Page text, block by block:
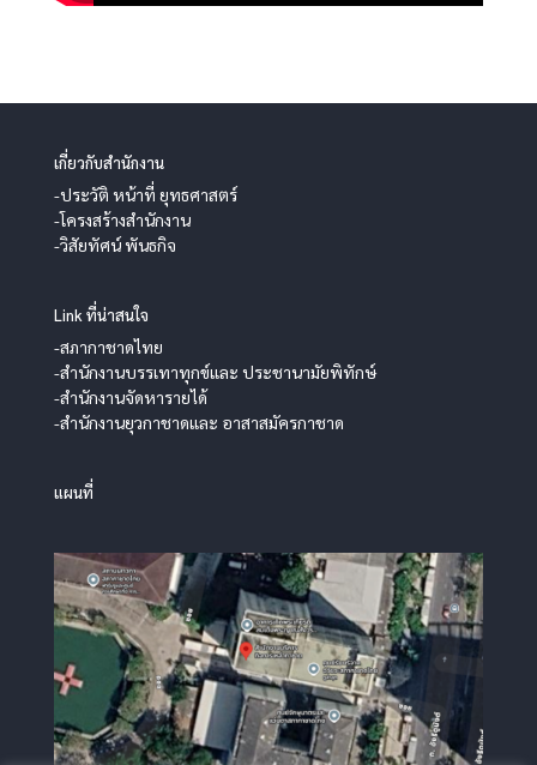
เกี่ยวกับสำนักงาน
-ประวัติ หน้าที่ ยุทธศาสตร์
-โครงสร้างสำนักงาน
-วิสัยทัศน์ พันธกิจ
Link ที่น่าสนใจ
-สภากาชาดไทย
-สำนักงานบรรเทาทุกข์และ ประชานามัยพิทักษ์
-สำนักงานจัดหารายได้
-สำนักงานยุวกาชาดและ อาสาสมัครกาชาด
แผนที่